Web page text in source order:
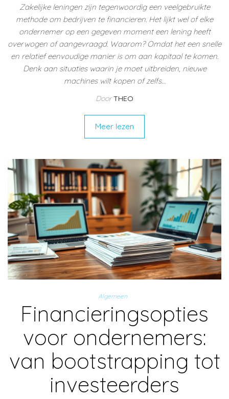
Zakelijke leningen zijn tegenwoordig een veelgebruikte
methode om bedrijven te financieren. Het lijkt wel of elke
ondernemer op een gegeven moment een lening heeft
overwogen of aangevraagd. Waarom? Omdat het een snelle
en relatief eenvoudige manier is om aan kapitaal te komen.
Denk aan situaties waarin je moet uitbreiden, nieuwe
machines wilt kopen of zelfs…
Door THEO
Meer lezen
Algemeen
Financieringsopties
voor ondernemers:
van bootstrapping tot
investeerders